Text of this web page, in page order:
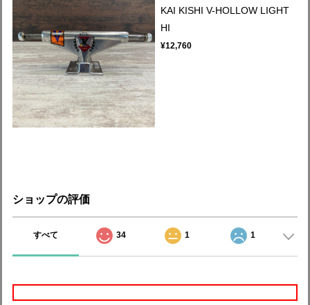
KAI KISHI V-HOLLOW LIGHT
HI
¥12,760
ショップの評価
すべて 34 1 1